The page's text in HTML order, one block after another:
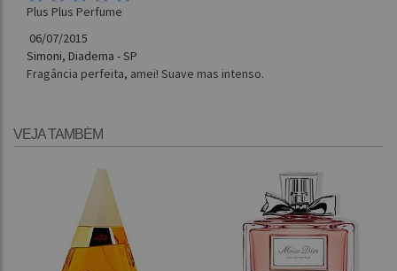
Plus Plus Perfume
06/07/2015
Simoni, Diadema - SP
Fragância perfeita, amei! Suave mas intenso.
VEJA TAMBÉM